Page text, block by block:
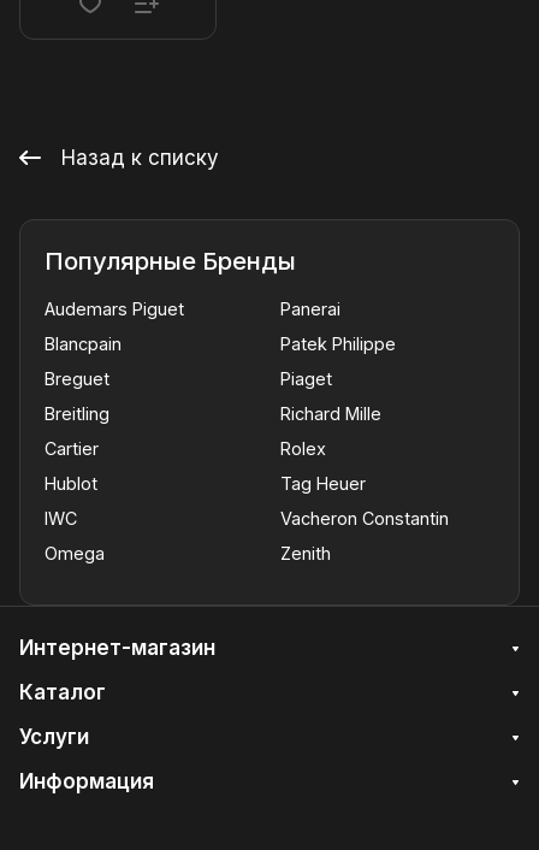
Назад к списку
Популярные Бренды
Audemars Piguet
Blancpain
Breguet
Breitling
Cartier
Hublot
IWC
Omega
Panerai
Patek Philippe
Piaget
Richard Mille
Rolex
Tag Heuer
Vacheron Constantin
Zenith
Интернет-магазин
Каталог
Услуги
Информация